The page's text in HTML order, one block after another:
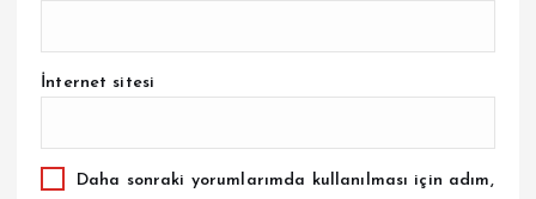
İnternet sitesi
Daha sonraki yorumlarımda kullanılması için adım,